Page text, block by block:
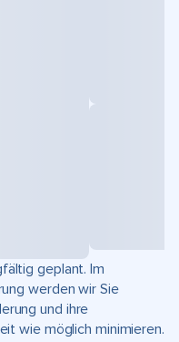
geplant. Im
werden wir Sie
und ihre
wie möglich minimieren.